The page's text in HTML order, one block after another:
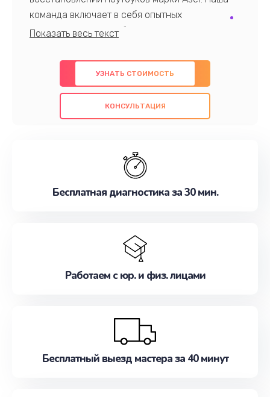
команда включает в себя опытных
профессионалов с обширными знаниями и
предлагаем быстрый и качественный ремонт с
использованием оригинальных компонентов, а
также гарантируем качество всех
проведенных работ. Наша цель - предоставить
наилучшим образом. Не медлите записаться на
УЗНАТЬ СТОИМОСТЬ
КОНСУЛЬТАЦИЯ
Бесплатная диагностика за 30 мин.
Работаем с юр. и физ. лицами
Бесплатный выезд мастера за 40 минут